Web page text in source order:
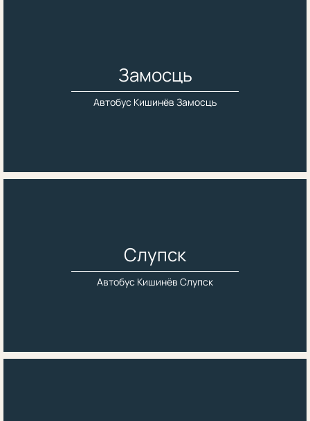
Замосць
Автобус Кишинёв Замосць
Слупск
Автобус Кишинёв Слупск